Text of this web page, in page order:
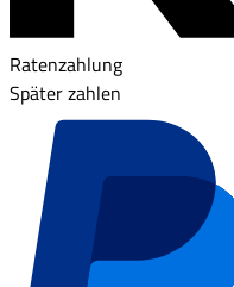
Ratenzahlung
Später zahlen